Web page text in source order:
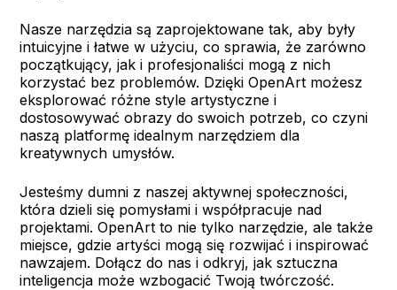
Nasze narzędzia są zaprojektowane tak, aby były
intuicyjne i łatwe w użyciu, co sprawia, że zarówno
początkujący, jak i profesjonaliści mogą z nich
korzystać bez problemów. Dzięki OpenArt możesz
eksplorować różne style artystyczne i
dostosowywać obrazy do swoich potrzeb, co czyni
naszą platformę idealnym narzędziem dla
kreatywnych umysłów.
Jesteśmy dumni z naszej aktywnej społeczności,
która dzieli się pomysłami i współpracuje nad
projektami. OpenArt to nie tylko narzędzie, ale także
miejsce, gdzie artyści mogą się rozwijać i inspirować
nawzajem. Dołącz do nas i odkryj, jak sztuczna
inteligencja może wzbogacić Twoją twórczość.